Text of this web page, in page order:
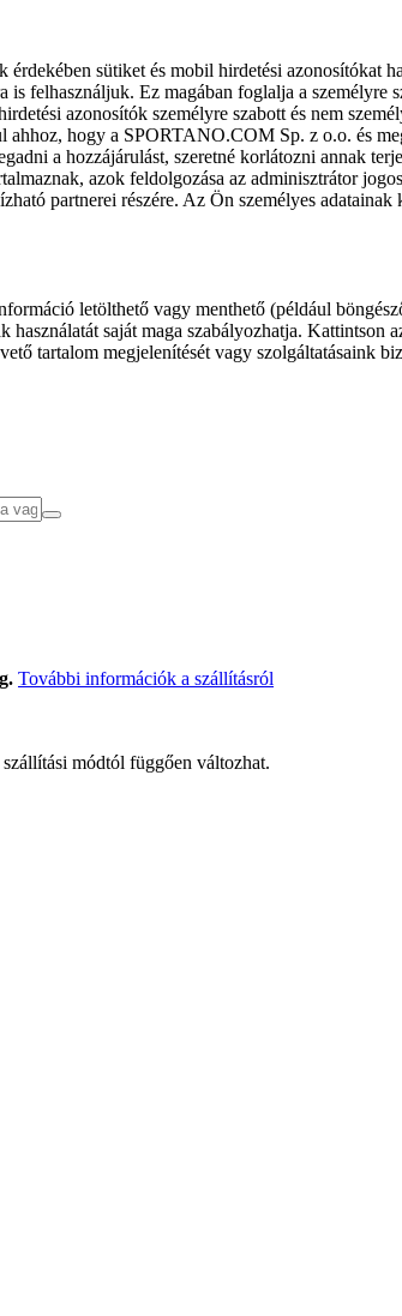
sütiket és mobil hirdetési azonosítókat
is felhasználjuk. Ez magában foglalja a
azonosítók személyre szabott és nem
hogy a SPORTANO.COM Sp. z o.o. és
a hozzájárulást, szeretné korlátozni annak
azok feldolgozása az adminisztrátor
partnerei részére. Az Ön személyes
letölthető vagy menthető (például
saját maga szabályozhatja. Kattintson
tartalom megjelenítését vagy szolgáltatásaink
További információk a szállításról
módtól függően változhat.